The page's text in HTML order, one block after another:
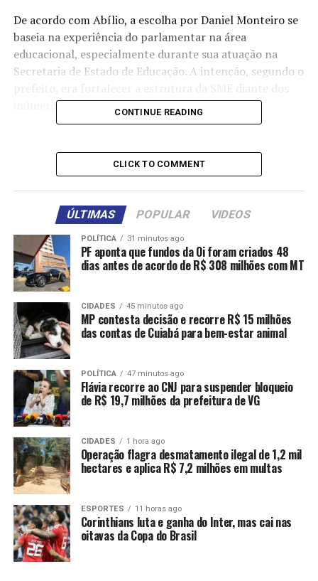
De acordo com Abílio, a escolha por Daniel Monteiro se
baseia na experiência do parlamentar na área
educacional, especialmente durante sua atuação na
Secretaria de Estado de Educação. A intenção, segundo o
inúmeros desafios enfrentados pela gestão.
conhece bem o setor. O Daniel tem bastante experiência,
entende muito de educação. Mas ele nunca oficializou
uma resposta. A conversa ficou parada e, depois, outros
assuntos acabaram se sobrepondo”, disse o prefeito em
entrevista à imprensa.
Apesar de o convite não ter avançado, Abílio deixou
claro que a proposta ainda está de pé. Ele ressaltou que
sua intenção era criar uma gestão compartilhada, em
que Amauri Monge se tornaria adjunto da pasta, uma
vez que o vereador só poderia assumir formalmente a
secretaria se se licenciasse da Câmara Municipal.
“O objetivo era montar um time técnico forte, com dois
nomes experientes. O Daniel tem bom relacionamento
com o Amauri, e juntos poderiam ajudar a enfrentar os
grandes desafios da Educação em Cuiabá”, justificou.
Abílio também reconheceu que a Educação tem sido um
dos pontos mais sensíveis de sua administração, citando
problemas estruturais nas escolas, déficit de vagas e o
alto número de servidores como entraves para avanços
na área.
“A Secretaria de Educação concentra o maior número de
CONTINUE READING
CLICK TO COMMENT
ÚLTIMAS POPULAR VIDEOS
POLÍTICA 31 minutos ago
PF aponta que fundos da Oi foram criados 48
dias antes de acordo de R$ 308 milhões com MT
CIDADES 45 minutos ago
MP contesta decisão e recorre R$ 15 milhões
das contas de Cuiabá para bem-estar animal
POLÍTICA 47 minutos ago
Flávia recorre ao CNJ para suspender bloqueio
de R$ 19,7 milhões da prefeitura de VG
CIDADES 1 hora ago
Operação flagra desmatamento ilegal de 1,2 mil
hectares e aplica R$ 7,2 milhões em multas
ESPORTES 11 horas ago
Corinthians luta e ganha do Inter, mas cai nas
oitavas da Copa do Brasil